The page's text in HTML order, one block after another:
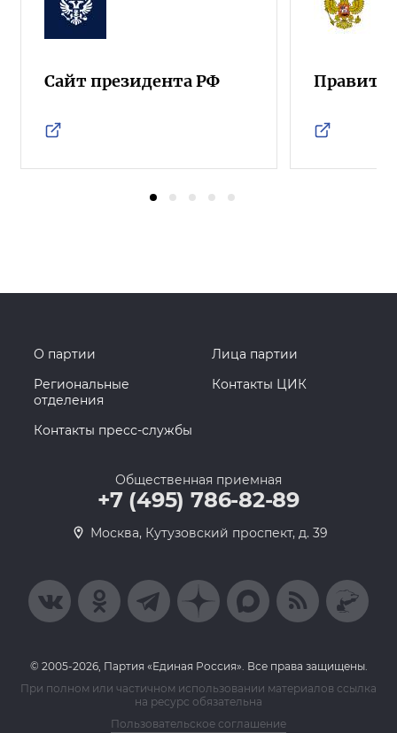
Сайт президента РФ
О партии
Лица партии
Региональные
отделения
Контакты ЦИК
Контакты пресс-службы
Общественная приемная
+7 (495) 786-82-89
Москва, Кутузовский проспект, д. 39
© 2005-2026, Партия «Единая Россия». Все права защищены.
При полном или частичном использовании материалов ссылка
на ресурс обязательна
Пользовательское соглашение